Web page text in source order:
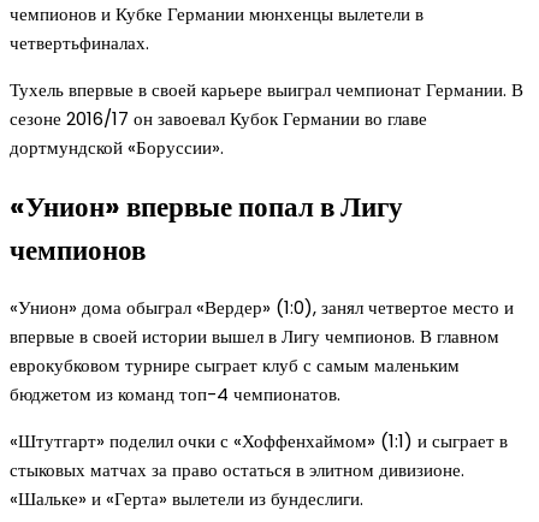
чемпионов и Кубке Германии мюнхенцы вылетели в
четвертьфиналах.
Тухель впервые в своей карьере выиграл чемпионат Германии. В
сезоне 2016/17 он завоевал Кубок Германии во главе
дортмундской «Боруссии».
«Унион» впервые попал в Лигу
чемпионов
«Унион» дома обыграл «Вердер» (1:0), занял четвертое место и
впервые в своей истории вышел в Лигу чемпионов. В главном
еврокубковом турнире сыграет клуб с самым маленьким
бюджетом из команд топ-4 чемпионатов.
«Штутгарт» поделил очки с «Хоффенхаймом» (1:1) и сыграет в
стыковых матчах за право остаться в элитном дивизионе.
«Шальке» и «Герта» вылетели из бундеслиги.